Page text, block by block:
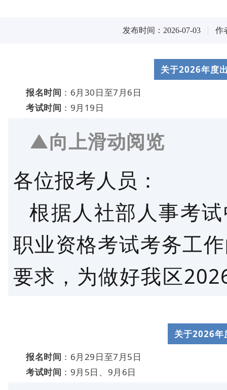
发布时间：2026-07-03 作
关于2026年度
报名时间 ：6月30日至7月6日
考试时间 ：9月19日
▲向上滑动阅览
各位报考人员：
根据人社部人事考
职业资格考试考务工
要求，为做好我区
一、考试时间及科目
9月19日
关于2026年
报名时间 ：6月29日至7月5日
考试时间 ：9月5日、9月6日